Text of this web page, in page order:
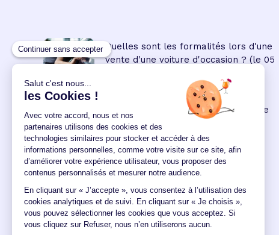
Quelles sont les formalités lors d'une
vente d'une voiture d'occasion ? (le 05
: les modalités de ce
crédit à la consommation
00:00:00/02/2022)